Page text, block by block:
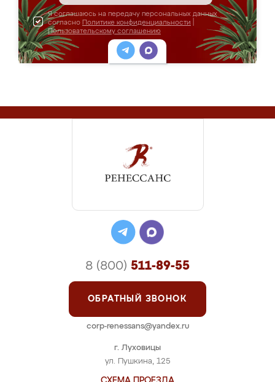
Я соглашаюсь на передачу персональных данных
согласно Политике конфиденциальности
Пользовательскому соглашению
г. Луховицы
ул. Пушкина, 125
8 (800) 511-89-55
ОБРАТНЫЙ ЗВОНОК
corp-renessans@yandex.ru